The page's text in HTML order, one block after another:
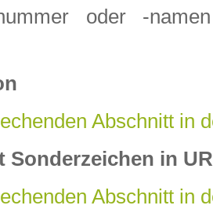
oder -
Abschnitt in
Sonderzeichen in
Abschnitt in